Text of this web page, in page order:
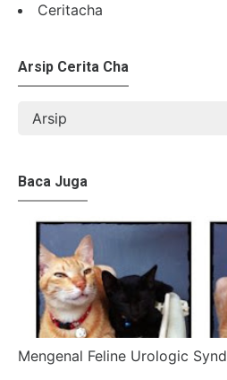
Ceritacha
Arsip Cerita Cha
Baca Juga
Mengenal Feline Urologic